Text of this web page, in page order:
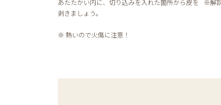
あたたかい内に、切り込みを入れた箇所から皮を
剥きましょう。
※ 熱いので火傷に注意！
※解